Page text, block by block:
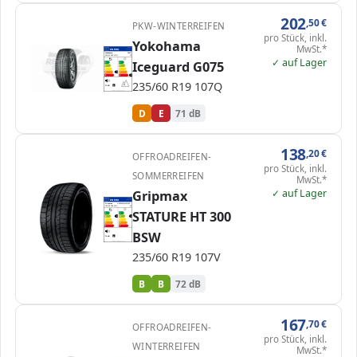
ENERG 1566204
Yokohama
R8927
235/60 R19 107Q
C1
A
B
C
D
D
E
A
B
C
D
E E
71 dB
PKW-WINTERREIFEN
Yokohama
Iceguard G075
235/60 R19 107Q
D E 71 dB
202,50€
pro Stück, inkl.
MwSt.*
✓ auf Lager
ENERG 1952656
Gripmax
GR2356019VSTHT3…
235/60 R19 107V
C1
A
B B
C
D
E
A
B B
C
D
E
72 dB
OFFROADREIFEN-
SOMMERREIFEN
Gripmax
STATURE HT 300
BSW
235/60 R19 107V
B B 72 dB
138,20€
pro Stück, inkl.
MwSt.*
✓ auf Lager
OFFROADREIFEN-
WINTERREIFEN
167,70€
pro Stück, inkl.
MwSt.*